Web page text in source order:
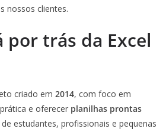
nossos clientes.
por trás da Excel
criado em 2014, com foco em
e oferecer planilhas prontas
estudantes, profissionais e pequenas